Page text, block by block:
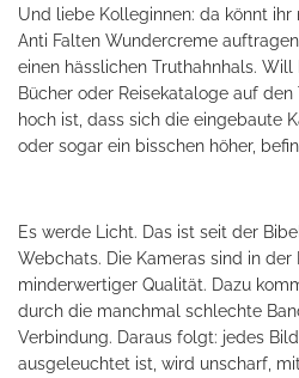
Und liebe Kolleginnen: da könnt ihr
Anti Falten Wundercreme
einen hässlichen Truthahnhals. Will
Bücher oder Reisekataloge auf
hoch ist, dass sich die eingebaute
oder sogar ein bisschen höher,
Es werde Licht. Das ist seit der
Webchats. Die Kameras sind in der
minderwertiger Qualität. Dazu
durch die manchmal schlechte
Verbindung. Daraus folgt: jedes
ausgeleuchtet ist, wird unscharf,